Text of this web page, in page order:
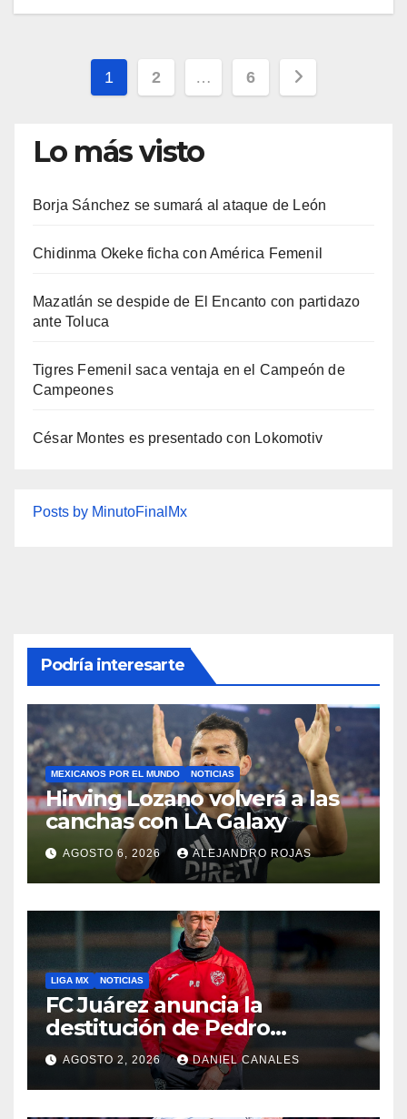
Paginación
entradas
1 2 … 6
Lo más visto
Borja Sánchez se sumará al ataque de León
Chidinma Okeke ficha con América Femenil
Mazatlán se despide de El Encanto con partidazo
ante Toluca
Tigres Femenil saca ventaja en el Campeón de
Campeones
César Montes es presentado con Lokomotiv
Posts by MinutoFinalMx
Podría interesarte
MEXICANOS POR EL MUNDO NOTICIAS
Hirving Lozano volverá a las
canchas con LA Galaxy
AGOSTO 6, 2026 ALEJANDRO ROJAS
LIGA MX NOTICIAS
FC Juárez anuncia la
destitución de Pedro
Caixinha
AGOSTO 2, 2026 DANIEL CANALES